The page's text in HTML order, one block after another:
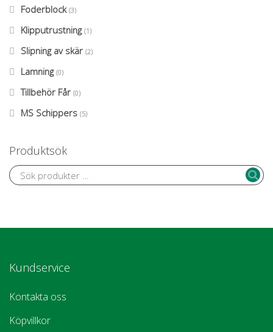
Foderblock (3)
Klipputrustning (1)
Slipning av skär (2)
Lamning (0)
Tillbehör Får (0)
MS Schippers (5)
Produktsök
Kundservice
Kontakta oss
Köpvillkor